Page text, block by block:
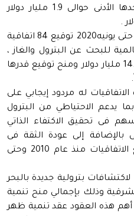
موبيل وشيفرون بإستثمارات حدها الأدنى حوالى 1.9 مليار دولار
● شهدت الفترة من يوليه2014 حتى يونيه2020 توقيع 84 اتفاقية
للبحث عن البترول والغاز ،
باستثمارات حدها الأدنى حوالى 14.8 مليار دولار ومنح توقيع قدرها
له مردود إيجابي على
يدعم الاحتياطي من البترول
فى تحقيق الاكتفاء الذاتي
بالإضافة إلى عودة الثقة فى
قطاع البترول بعد توقف توقيع الاتفاقيات منذ عام 2010 وحتى
عقد تنمية لاكتشافات بترولية جديدة بالبحر
وذلك بإجمالي منح تنمية
ومن أهم هذه العقود عقد تنمية ظهر